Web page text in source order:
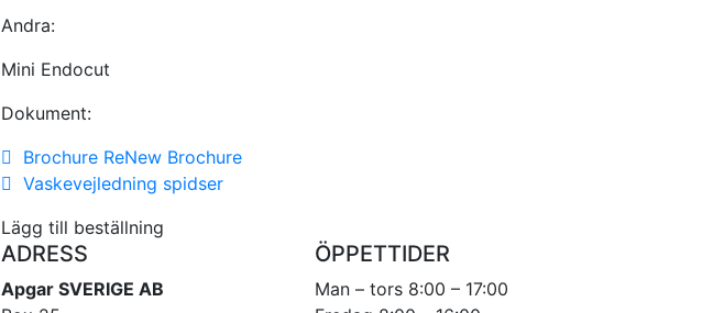
Andra:
Mini Endocut
Dokument:
Brochure ReNew Brochure
Vaskevejledning spidser
Lägg till beställning
ADRESS
Apgar SVERIGE AB
ÖPPETTIDER
Man – tors 8:00 – 17:00